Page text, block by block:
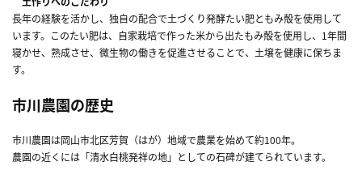
長年の経験を活かし、独自の配合で土づくり発酵たい肥ともみ殻を使用して
います。このたい肥は、自家栽培で作った米から出たもみ殻を使用し、1年間
寝かせ、熟成させ、微生物の働きを促進させることで、土壌を健康に保ちま
す。
市川農園の歴史
市川農園は岡山市北区芳賀（はが）地域で農業を始めて約100年。
農園の近くには「清水白桃発祥の地」としての石碑が建てられています。